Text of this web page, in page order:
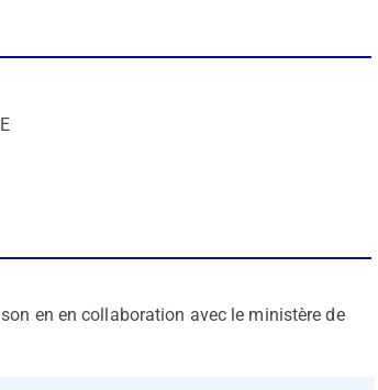
en en collaboration avec le ministère de